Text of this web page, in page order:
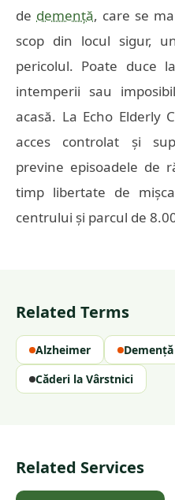
de demență, care se
scop din locul sigur,
pericolul. Poate duce
intemperii sau
acasă. La Echo Elderly
acces controlat și
previne episoadele de
timp libertate de
centrului și parcul de
Related Terms
Alzheimer Demență
Căderi la Vârstnici
Related Services